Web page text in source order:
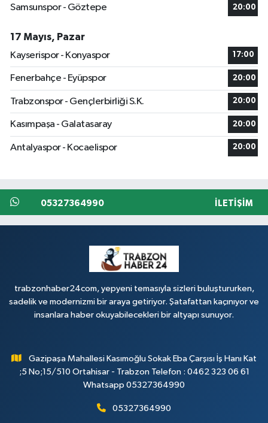
Samsunspor - Göztepe 20:00
17 Mayıs, Pazar
Kayserispor - Konyaspor
17:00
Fenerbahçe - Eyüpspor 20:00
Trabzonspor - Gençlerbirliği S.K. 20:00
Kasımpaşa - Galatasaray 20:00
Antalyaspor - Kocaelispor 20:00
05327364990 İLETIŞIM
trabzonhaber24com, yepyeni temasıyla sizleri buluştururken,
sadelik ve modernizmi bir araya getiriyor. Şatafattan kaçınıyor ve
insanlara haber okuyabilecekleri bir altyapı sunuyor.
Gazipaşa Mahallesi Kasımoğlu Sokak Eba Çarşısı İş Hanı Kat
;5 No;15/510 Ortahisar - Trabzon Telefon : 0462 323 06 61
Whatsapp 05327364990
05327364990